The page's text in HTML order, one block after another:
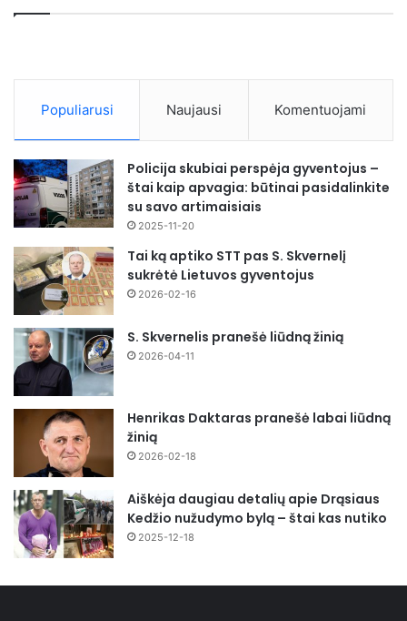
Populiarusi Naujausi Komentuojami
Policija skubiai perspėja gyventojus –
štai kaip apvagia: būtinai pasidalinkite
su savo artimaisiais
2025-11-20
Tai ką aptiko STT pas S. Skvernelį
sukrėtė Lietuvos gyventojus
2026-02-16
S. Skvernelis pranešė liūdną žinią
2026-04-11
Henrikas Daktaras pranešė labai liūdną
žinią
2026-02-18
Aiškėja daugiau detalių apie Drąsiaus
Kedžio nužudymo bylą – štai kas nutiko
2025-12-18